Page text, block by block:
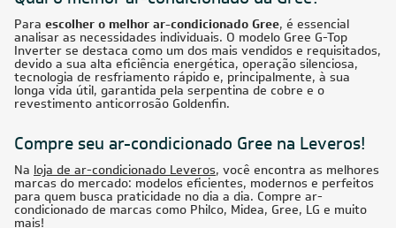
24.000
BTUs
Ar-Condicionado Multi Split Inverter R-32 Gree 24.000
220V
R$ 10.286,60à vista
ou 8xdeR$ 1.353,50